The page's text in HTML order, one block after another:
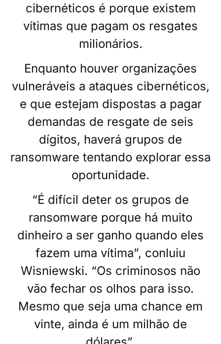
cibernéticos é porque existem
vítimas que pagam os resgates
milionários.
Enquanto houver organizações
vulneráveis ​​a ataques cibernéticos,
e que estejam dispostas a pagar
demandas de resgate de seis
dígitos, haverá grupos de
ransomware tentando explorar essa
oportunidade.
“É difícil deter os grupos de
ransomware porque há muito
dinheiro a ser ganho quando eles
fazem uma vítima”, conluiu
Wisniewski. “Os criminosos não
vão fechar os olhos para isso.
Mesmo que seja uma chance em
vinte, ainda é um milhão de